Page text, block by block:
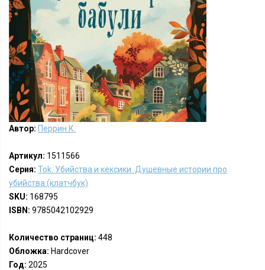
Автор: Перрин К.
Артикул: 1511566
Серия: Tok. Убийства и кексики. Душевные истории про
убийства (клатчбук)
SKU: 168795
ISBN: 9785042102929
Количество страниц: 448
Обложка: Hardcover
Год: 2025